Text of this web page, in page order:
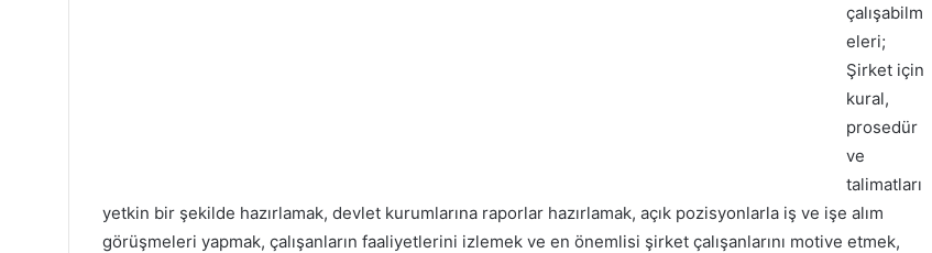
çalışabilm
eleri;
Şirket için
kural,
prosedür
ve
talimatları
yetkin bir şekilde hazırlamak, devlet kurumlarına raporlar hazırlamak, açık pozisyonlarla iş ve işe alım
görüşmeleri yapmak, çalışanların faaliyetlerini izlemek ve en önemlisi şirket çalışanlarını motive etmek,